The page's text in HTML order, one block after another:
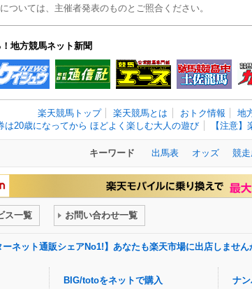
ついては、主催者発表のものとご照合ください。
地方競馬ネット新聞
楽天競馬トップ 楽天競馬とは おトク情報 地
は20歳になってから ほどよく楽しむ大人の遊び
【注意
キーワード 出馬表 オッズ 競
ス一覧 お問い合わせ一覧
ーネット通販シェアNo1!】あなたも楽天市場に出店しませ
BIG/totoをネットで購入 ナン